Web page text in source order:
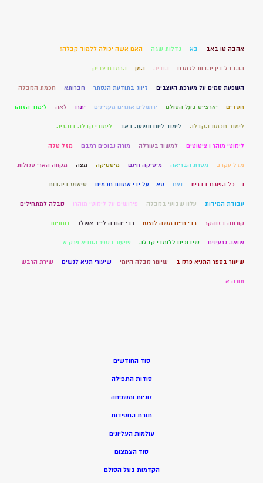
אהבה טו באב בא גדלות שגה האם אשה יכולה ללמוד קבלה?
ההבדל בין יהדות לזמרח הודיה המן הרמבם צדיק
השפעת סמים על מערכת העצבים זיווג בתודעת הנסתר חברותא חכמת הקבלה
חסדים יארצייט בעל הסולם ירושלים אתרים מעניינים יתרו לאה לימוד הזוהר
לימוד חכמת הקבלה לימוד ליום תשעה באב לימודי קבלה בנהריה
ליקוטי מוהר ן ציטוטים למשוך בעורלה מורה נבוכים רמבם מזל טלה
מזל עקרב מטרת הבריאה מיטיקה חינם מיסטיקה מצה מקווה הארי סגולות
נ – כל הפוגם בברית נצח סא – על ידי אמונת חכמים סיאנס ביהדות
עבודת המידות עלון שבועי בקבלה פירושים על ליקוטי מוהרן קבלה למתחילים
קורונה בזוהקר רבי חיים משה לוצטו רבי יהודה לייב אשלג רוחניות
שואה גרעינים שידוכים ללומדי קבלה שיעור בספר התניא פרק א
שיעור בספר התניא פרק ב שיעור קבלה היומי שיעורי תניא לנשים שירת הרבש
תורה א
סוד החודשים
סודות התפילה
זוגיות ומשפחה
תורת החסידות
עולמות העליונים
סוד הצמצום
הקדמות בעל הסולם